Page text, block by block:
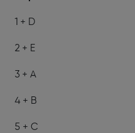
1 + D
2 + E
3 + A
4 + B
5 + C